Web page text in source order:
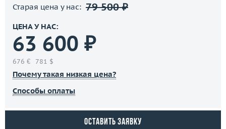
Старая цена у нас: 79 500 ₽
ЦЕНА У НАС:
63 600 ₽
676 € 781 $
Почему такая низкая цена?
Способы оплаты
Оставить заявку